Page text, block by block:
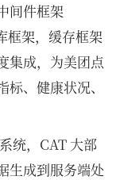
间件框架
框架，缓存框架
集成，为美团点
、健康状况、
统，CAT 大部
生成到服务端处